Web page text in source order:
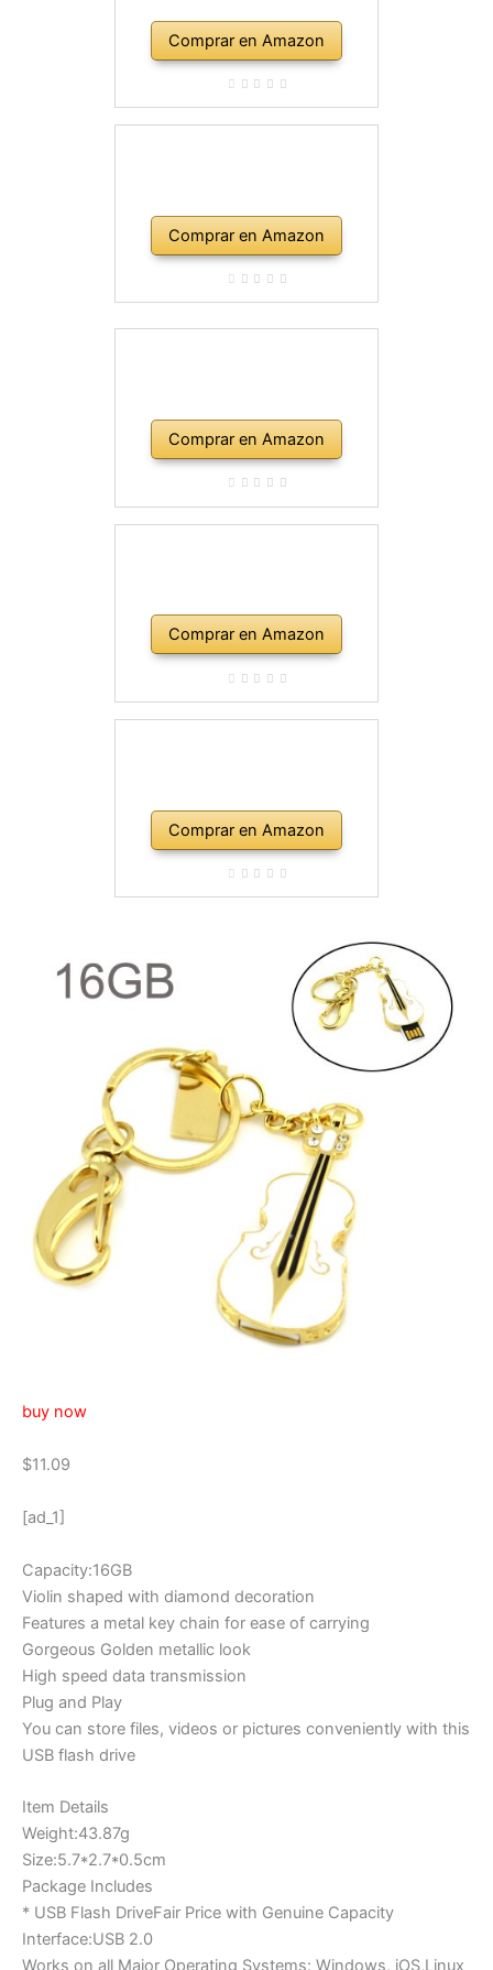
Comprar en Amazon
Comprar en Amazon
Comprar en Amazon
Comprar en Amazon
Comprar en Amazon
buy now
$11.09
[ad_1]
Capacity:16GB
Violin shaped with diamond decoration
Features a metal key chain for ease of carrying
Gorgeous Golden metallic look
High speed data transmission
Plug and Play
You can store files, videos or pictures conveniently with this
USB flash drive
Item Details
Weight:43.87g
Size:5.7*2.7*0.5cm
Package Includes
* USB Flash DriveFair Price with Genuine Capacity
Interface:USB 2.0
Works on all Major Operating Systems: Windows, iOS,Linux